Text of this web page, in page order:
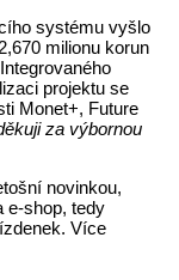
systému vyšlo
milionu korun
projektu se
Monet+, Future
za výbornou
novinkou,
e-shop, tedy
Více